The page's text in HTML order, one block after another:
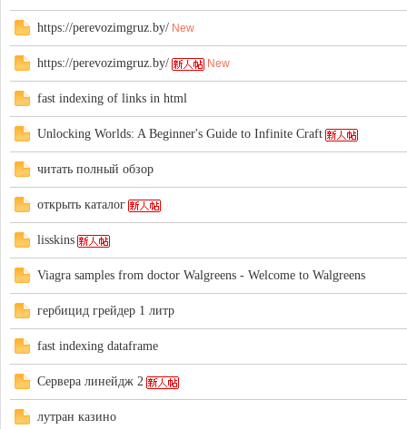
https://perevozimgruz.by/ New
https://perevozimgruz.by/ New
fast indexing of links in html
Unlocking Worlds: A Beginner's Guide to Infinite Craft
читать полный обзор
открыть каталог
lisskins
Viagra samples from doctor Walgreens - Welcome to Walgreens
гербицид грейдер 1 литр
fast indexing dataframe
Сервера линейдж 2
лутран казино